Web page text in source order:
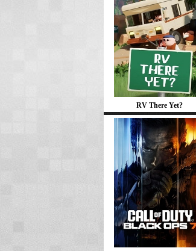
RV There Yet?